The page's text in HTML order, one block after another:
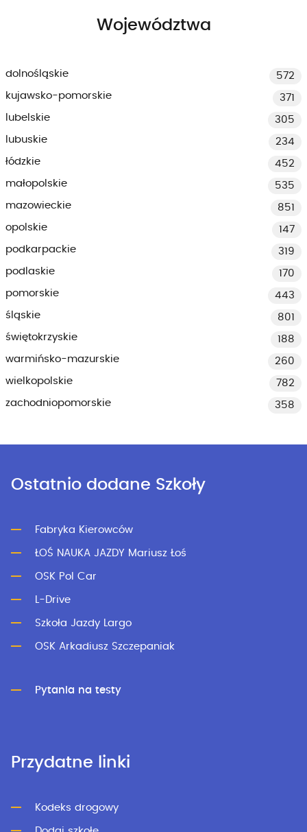
Województwa
dolnośląskie
572
kujawsko-pomorskie
371
lubelskie
305
lubuskie
234
łódzkie
452
małopolskie
535
mazowieckie
851
opolskie
147
podkarpackie
319
podlaskie
170
pomorskie
443
śląskie
801
świętokrzyskie
188
warmińsko-mazurskie
260
wielkopolskie
782
zachodniopomorskie
358
Ostatnio dodane Szkoły
Fabryka Kierowców
ŁOŚ NAUKA JAZDY Mariusz Łoś
OSK Pol Car
L-Drive
Szkoła Jazdy Largo
OSK Arkadiusz Szczepaniak
Pytania na testy
Przydatne linki
Kodeks drogowy